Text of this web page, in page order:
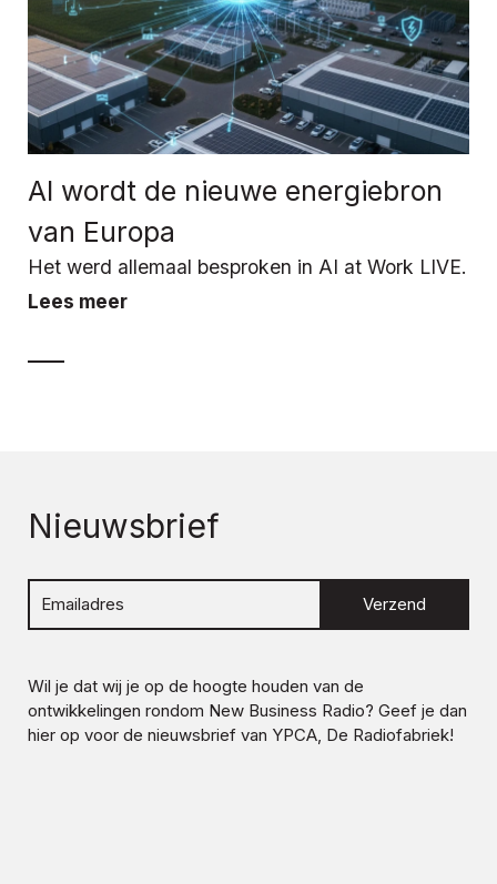
AI wordt de nieuwe energiebron
van Europa
Het werd allemaal besproken in AI at Work LIVE.
Lees meer
Nieuwsbrief
Verzend
Wil je dat wij je op de hoogte houden van de
ontwikkelingen rondom New Business Radio? Geef je dan
hier op voor de nieuwsbrief van YPCA, De Radiofabriek!